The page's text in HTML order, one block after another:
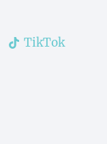
TikTok